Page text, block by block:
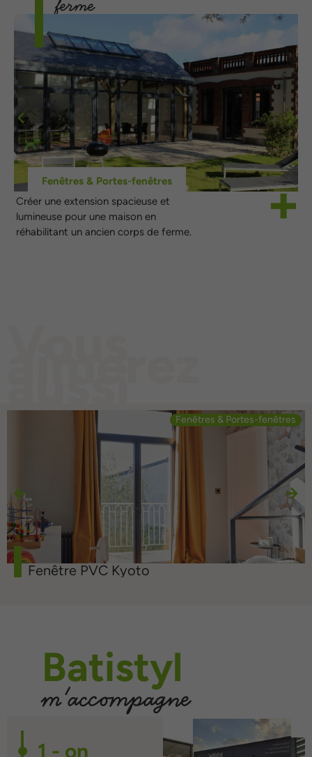
ferme
Fenêtres & Portes-fenêtres
Créer une extension spacieuse et
lumineuse pour une maison en
réhabilitant un ancien corps de ferme.
Fenêtre PVC Kyoto
Fenêtres & Portes-fenêtres
Batistyl
m'accompagne
1 - on